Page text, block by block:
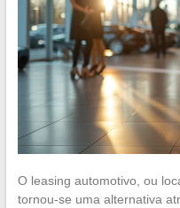
O leasing automotivo, ou
tornou-se uma alternativa